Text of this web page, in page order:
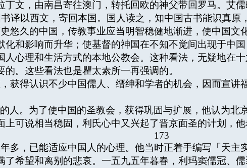
丁文，由南昌寄往澳门，转托回欧的神父带回罗马。艾儒
以西文，寄回本国。国人读之，知中国古书能识真原
悠久的中国，传教事业应当明智稳健地渐进，使中国文
化和影响而升华；使基督的神国在不知不觉间出现于中
人心理和生活方式的本地公教会。这种看法，无疑地在
。这些看法也是瞿太素所一再强调的。
获得认识不少中国儒人、缙绅和学者的机会，因而宣讲
人。为了使中国的圣教会，获得巩固与扩展，他认为北
上可说相当稳固，利氏心中又兴起了晋京面圣的计划，
173
多，已能适应中国人的心理。他当时正着手编写「天主
了希望和离别的悲哀。一五九五年暮春，利玛窦儒冠、